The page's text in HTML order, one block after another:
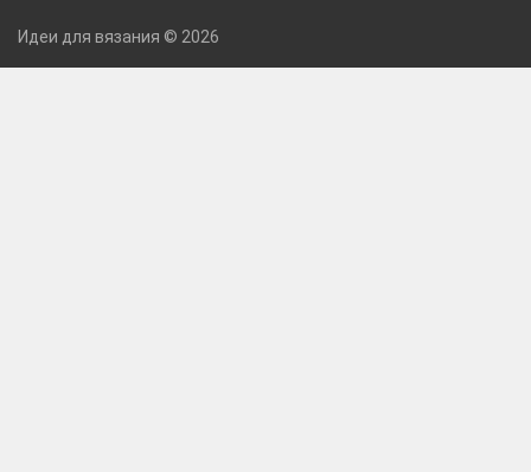
Идеи для вязания © 2026